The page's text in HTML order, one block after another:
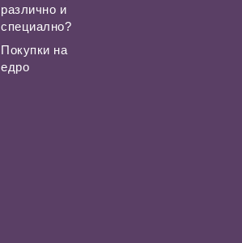
различно и
специално?
Покупки на
едро